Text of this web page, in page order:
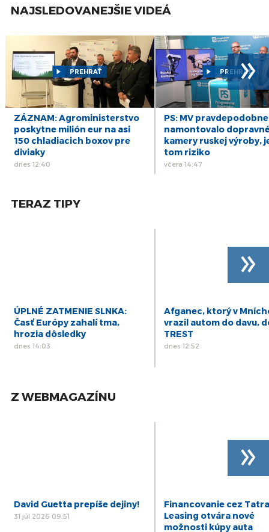
NAJSLEDOVANEJŠIE VIDEÁ
PREHRAŤ
ZÁZNAM: Agroministerstvo
poskytne milión eur na asi
150 chladiacich boxov pre
diviaky
dnes 12:40
PREHRAŤ
PS: MV pravdepodobne
namontovalo
kamery ruskej výroby,
tom riziko
včera 14:47
»
TERAZ TIPY
ÚPLNÉ ZATMENIE SLNKA:
Časť Európy zahalí tma,
hrozia dôsledky
dnes 14:03
Afganec, ktorý v
vrazil autom do davu,
TREST
dnes 12:52
»
Z WEBMAGAZÍNU
David Guetta prepíše dejiny!
31 júl 2026 09:51
Financovanie cez Tatra
Leasing otvára nové
možnosti kúpy auta
»